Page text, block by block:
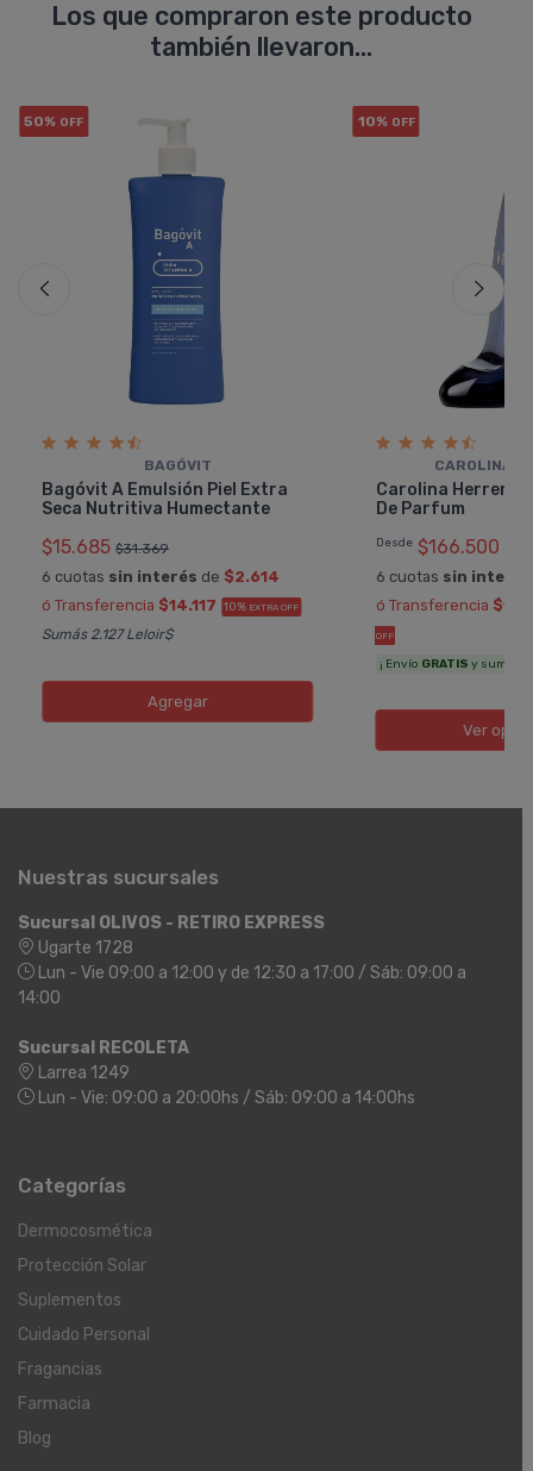
Los que compraron este producto
también llevaron...
50% OFF
BAGÓVIT
Bagóvit A Emulsión Piel Extra
Seca Nutritiva Humectante
$15.685 $31.369
6 cuotas sin interés de $2.614
ó Transferencia $14.117 10% EXTRA OFF
Sumás 2.127 Leloir$
Agregar
10% OFF
CAROLINA
Carolina Herrera
De Parfum
Desde $166.500
6 cuotas sin interés
ó Transferencia
OFF
¡ Envío GRATIS y sumás
Ver
Nuestras sucursales
Sucursal OLIVOS - RETIRO EXPRESS
Ugarte 1728
Lun - Vie 09:00 a 12:00 y de 12:30 a 17:00 / Sáb: 09:00 a
14:00
Sucursal RECOLETA
Larrea 1249
Lun - Vie: 09:00 a 20:00hs / Sáb: 09:00 a 14:00hs
Categorías
Dermocosmética
Protección Solar
Suplementos
Cuidado Personal
Fragancias
Farmacia
Blog